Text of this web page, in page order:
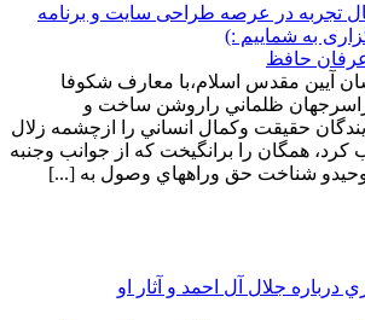
5 سال تجربه در عرصه طراحی سایت و برنامه
به شماییم :)
عرفان حافظ
آيين مقدس اسلام،با معارف شكوفا
ظلماني راروشن ساخت و
حقيقت وكمال انساني را ازچشمه زلال
همگان را برانگيخت كه از جوانب وجنبه
شناخت حق وراههاي وصول به [...]